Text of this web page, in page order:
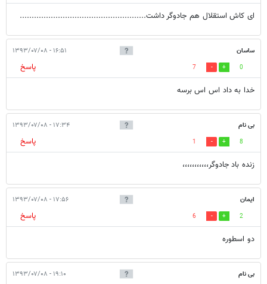
ای کاش استقلال هم جادوگر داشت.....................................................
ساسان ۱۶:۵۱ - ۱۳۹۳/۰۷/۰۸
0
7
پاسخ
خدا به داد اس اس برسه
بی نام ۱۷:۳۴ - ۱۳۹۳/۰۷/۰۸
8
1
پاسخ
زنده باد جادوگر،،،،،،،،،،،
ایمان ۱۷:۵۶ - ۱۳۹۳/۰۷/۰۸
2
6
پاسخ
دو اسطوره
بی نام ۱۹:۱۰ - ۱۳۹۳/۰۷/۰۸